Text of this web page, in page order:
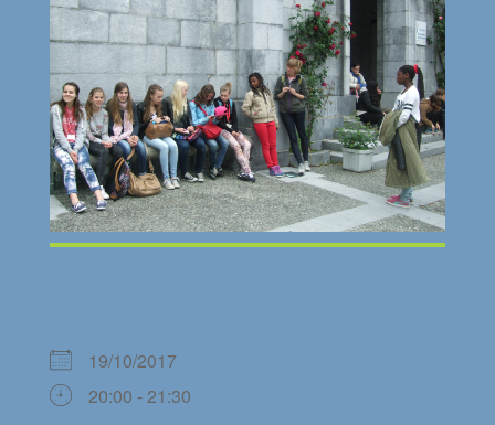
19/10/2017
20:00 - 21:30